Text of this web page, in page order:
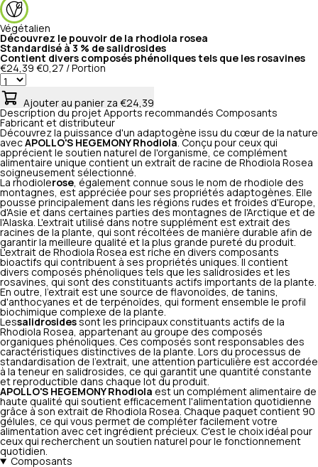
Végétalien
Découvrez le pouvoir de la rhodiola rosea
Standardisé à 3 % de salidrosides
Contient divers composés phénoliques tels que les rosavines
€24,39 €0,27 / Portion
Ajouter au panier za €24,39
Description du projet Apports recommandés Composants
Fabricant et distributeur
Découvrez la puissance d'un adaptogène issu du cœur de la nature
avec APOLLO'S HEGEMONY Rhodiola . Conçu pour ceux qui
apprécient le soutien naturel de l'organisme, ce complément
alimentaire unique contient un extrait de racine de Rhodiola Rosea
soigneusement sélectionné.
La rhodiolerose , également connue sous le nom de rhodiole des
montagnes, est appréciée pour ses propriétés adaptogènes. Elle
pousse principalement dans les régions rudes et froides d'Europe,
d'Asie et dans certaines parties des montagnes de l'Arctique et de
l'Alaska. L'extrait utilisé dans notre supplément est extrait des
racines de la plante, qui sont récoltées de manière durable afin de
garantir la meilleure qualité et la plus grande pureté du produit.
L'extrait de Rhodiola Rosea est riche en divers composants
bioactifs qui contribuent à ses propriétés uniques. Il contient
divers composés phénoliques tels que les salidrosides et les
rosavines, qui sont des constituants actifs importants de la plante.
En outre, l'extrait est une source de flavonoïdes, de tanins,
d'anthocyanes et de terpénoïdes, qui forment ensemble le profil
biochimique complexe de la plante.
Lessalidrosides sont les principaux constituants actifs de la
Rhodiola Rosea, appartenant au groupe des composés
organiques phénoliques. Ces composés sont responsables des
caractéristiques distinctives de la plante. Lors du processus de
standardisation de l'extrait, une attention particulière est accordée
à la teneur en salidrosides, ce qui garantit une quantité constante
et reproductible dans chaque lot du produit.
APOLLO'S HEGEMONY Rhodiola est un complément alimentaire de
haute qualité qui soutient efficacement l'alimentation quotidienne
grâce à son extrait de Rhodiola Rosea. Chaque paquet contient 90
gélules, ce qui vous permet de compléter facilement votre
alimentation avec cet ingrédient précieux. C'est le choix idéal pour
ceux qui recherchent un soutien naturel pour le fonctionnement
quotidien.
Composants